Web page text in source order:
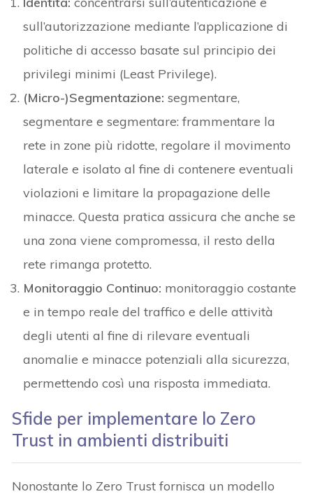
sull’autorizzazione mediante l’applicazione di
politiche di accesso basate sul principio dei
privilegi minimi (Least Privilege).
(Micro-)Segmentazione: segmentare,
segmentare e segmentare: frammentare la
rete in zone più ridotte, regolare il movimento
laterale e isolato al fine di contenere eventuali
violazioni e limitare la propagazione delle
minacce. Questa pratica assicura che anche se
una zona viene compromessa, il resto della
rete rimanga protetto.
Monitoraggio Continuo: monitoraggio costante
e in tempo reale del traffico e delle attività
degli utenti al fine di rilevare eventuali
anomalie e minacce potenziali alla sicurezza,
permettendo così una risposta immediata.
Sfide per implementare lo Zero
Trust in ambienti distribuiti
Nonostante lo Zero Trust fornisca un modello